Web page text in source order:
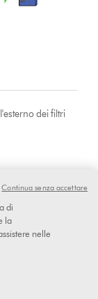
dei filtri
di
la
nelle
Continua senza accettare